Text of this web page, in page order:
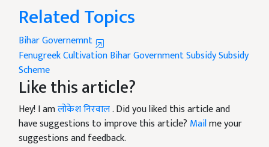
Related Topics
Bihar Governemnt
Fenugreek CultivationBihar Government SubsidySubsidy
Scheme
Like this article?
Hey! I amलोकेश निरवाल. Did you liked this article and
have suggestions to improve this article? Mailme your
suggestions and feedback.